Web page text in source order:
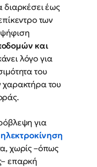
διαρκέσει έως
των
και
λόγο για
του
χαρακτήρα του
για
ηλεκτροκίνηση
χωρίς –όπως
επαρκή